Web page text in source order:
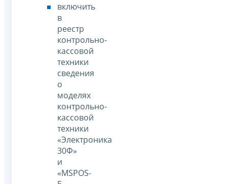
включить
в
реестр
контрольно-
кассовой
техники
сведения
о
моделях
контрольно-
кассовой
техники
«Электроника
30Ф»
и
«MSPOS-